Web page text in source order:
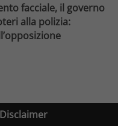
facciale, il governo
alla polizia:
Disclaimer